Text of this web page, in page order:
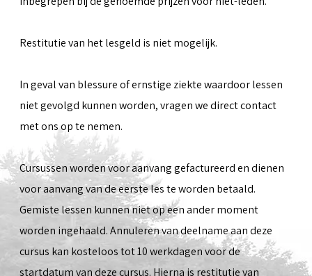
Restitutie van het lesgeld is niet mogelijk.
In geval van blessure of ernstige ziekte waardoor lessen
niet gevolgd kunnen worden, vragen we direct contact
met ons op te nemen.
Cursussen worden voor aanvang gefactureerd en dienen
voor aanvang van de eerste les te worden betaald.
Gemiste lessen kunnen niet op een ander moment
worden ingehaald. Annuleren van deelname aan deze
cursus kan kosteloos tot 10 werkdagen voor de
startdatum van deze cursus. Hierna is restitutie van